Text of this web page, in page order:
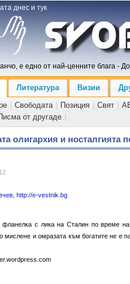
днес и тук
е едно от най-ценните блага -
Литература Визии
Свободата Позиция Свят
от другаде
олигархия и носталгията
http://e-vestnik.bg
с лика на Сталин по време
мислене и омразата към богатите не е